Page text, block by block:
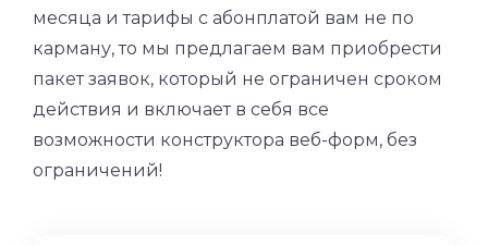
месяца и тарифы с абонплатой вам не по
карману, то мы предлагаем вам приобрести
пакет заявок, который не ограничен сроком
действия и включает в себя все
возможности конструктора веб-форм, без
ограничений!